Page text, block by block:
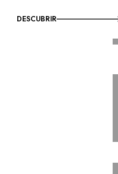
DESCUBRIR